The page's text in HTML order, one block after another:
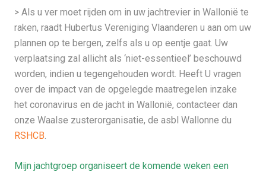
> Als u ver moet rijden om in uw jachtrevier in Wallonië te
raken, raadt Hubertus Vereniging Vlaanderen u aan om uw
plannen op te bergen, zelfs als u op eentje gaat. Uw
verplaatsing zal allicht als ‘niet-essentieel’ beschouwd
worden, indien u tegengehouden wordt. Heeft U vragen
over de impact van de opgelegde maatregelen inzake
het coronavirus en de jacht in Wallonië, contacteer dan
onze Waalse zusterorganisatie, de asbl Wallonne du
RSHCB.
Mijn jachtgroep organiseert de komende weken een